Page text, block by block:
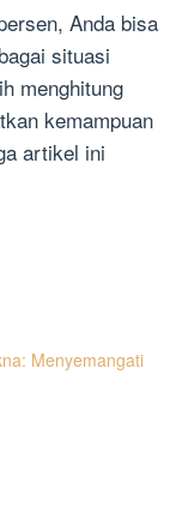
Anda bisa
situasi
menghitung
kemampuan
artikel ini
Menyemangati